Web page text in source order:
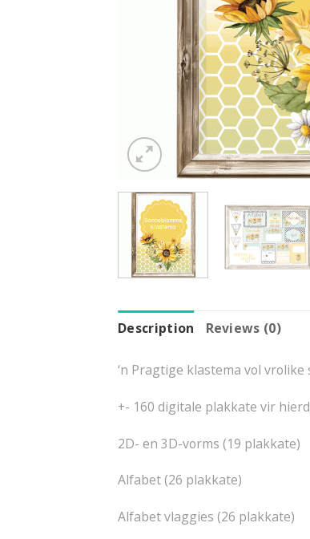
Description Reviews (0)
‘n Pragtige klastema vol vrolike
+- 160 digitale plakkate vir
2D- en 3D-vorms (19 plakkate)
Alfabet (26 plakkate)
Alfabet vlaggies (26 plakkate)